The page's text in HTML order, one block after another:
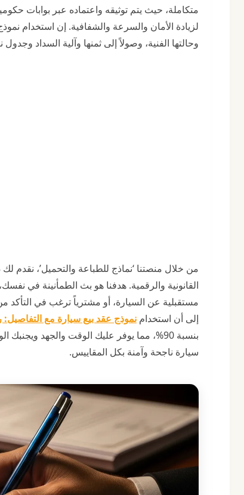
متكاملة، حيث يتم توثيقه واعتماده عبر بوابات
لزيادة الأمان والسرعة والشفافية. إن استخدام
وحالتها الفنية، وصولاً إلى ثمنها وآلية السداد وجدول
القانونية والرقمية. هدفنا هو بث الطمأنينة في
مستقبلية عن السيارة، أو مشترياً ترغب في التأكد من
إلى أن استخدام نموذج عقد بيع سيارة مع
بنسبة 90%، مما يوفر عليك الوقت والجهد
سيارة ناجحة وآمنة بكل المقاييس.